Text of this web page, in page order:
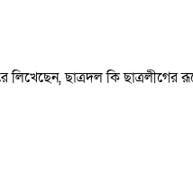
ছাত্রদল কি ছাত্রলীগের